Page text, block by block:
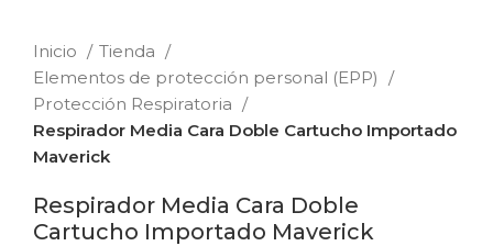
Inicio
Tienda
Elementos de protección personal (EPP)
Protección Respiratoria
Respirador Media Cara Doble Cartucho Importado
Maverick
Respirador Media Cara Doble
Cartucho Importado Maverick